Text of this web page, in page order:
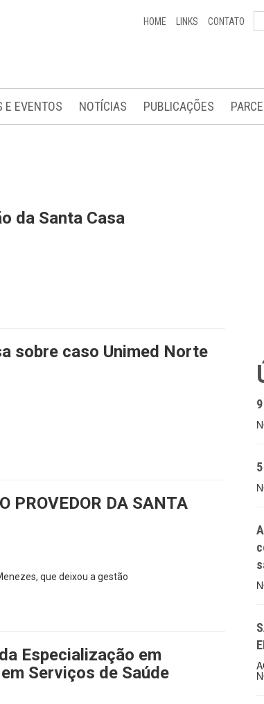
HOME LINKS CONTATO
E EVENTOS NOTÍCIAS PUBLICAÇÕES
da Santa Casa
sobre caso Unimed Norte
PROVEDOR DA SANTA
que deixou a gestão
Especialização em
Serviços de Saúde